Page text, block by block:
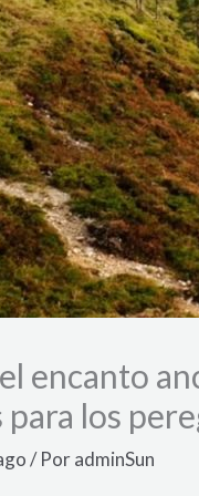
encanto
los
/ PoradminSun